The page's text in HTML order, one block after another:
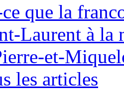
ce que la
Laurent à la
et-
les articles